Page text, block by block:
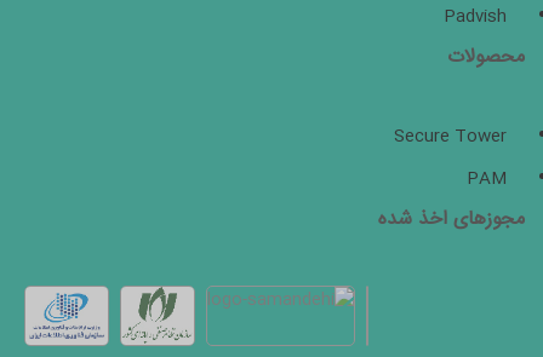
Padvish
محصولات
Secure Tower
PAM
مجوزهای اخذ شده